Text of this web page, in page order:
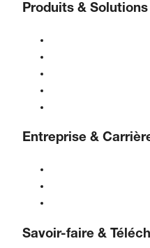
Produits & Solutions
Entreprise &
Savoir-faire &